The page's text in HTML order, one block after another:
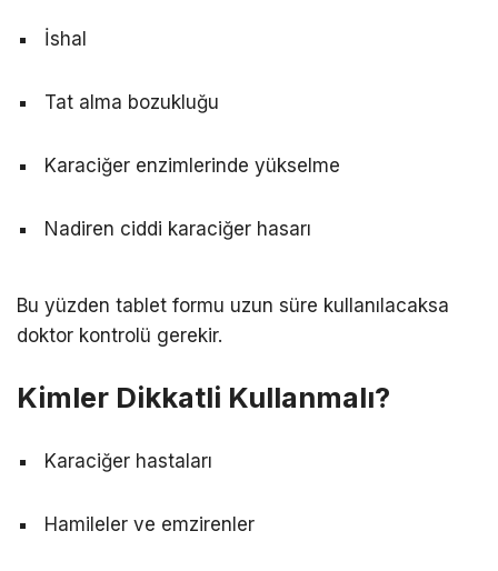
İshal
Tat alma bozukluğu
Karaciğer enzimlerinde yükselme
Nadiren ciddi karaciğer hasarı
Bu yüzden tablet formu uzun süre kullanılacaksa
doktor kontrolü gerekir.
Kimler Dikkatli Kullanmalı?
Karaciğer hastaları
Hamileler ve emzirenler